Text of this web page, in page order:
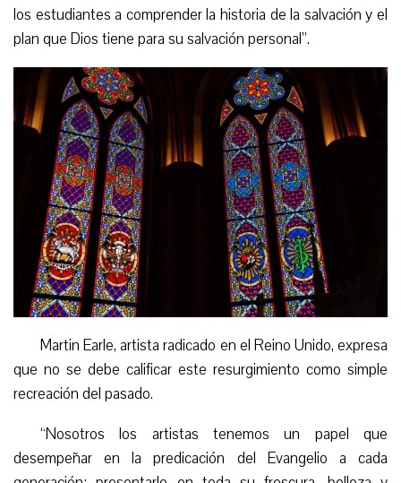
los estudiantes a comprender la historia de la salvación y el
plan que Dios tiene para su salvación personal”.
Martin Earle, artista radicado en el Reino Unido, expresa
que no se debe calificar este resurgimiento como simple
recreación del pasado.
“Nosotros los artistas tenemos un papel que
desempeñar en la predicación del Evangelio a cada